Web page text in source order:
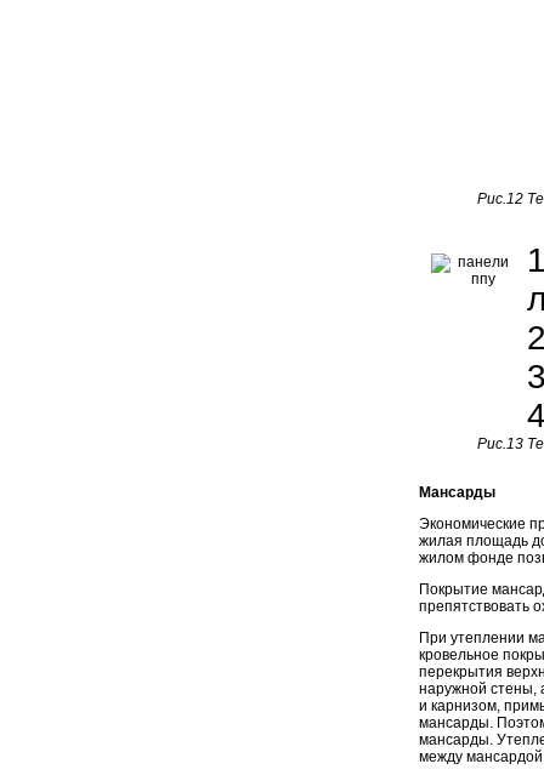
Рис.12
Рис.13
Мансарды
Экономические
жилая площадь
жилом фонде
Покрытие
препятствовать
При утеплении
кровельное
перекрытия
наружной стены,
и карнизом,
мансарды.
мансарды.
между